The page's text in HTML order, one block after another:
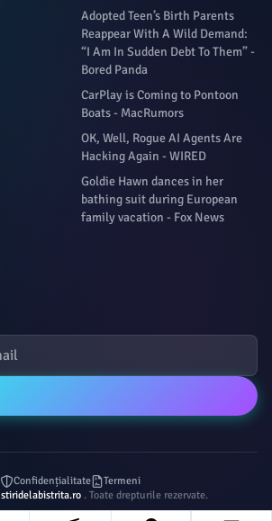
Adopted Teen’s Birth Parents
Reappear With A Wild Demand:
“I Am In Sudden Debt To Them” -
Bored Panda
CarPlay is Coming to Pontoon
Boats - MacRumors
OK, Well, Rogue AI Agents Are
Hacking Again - WIRED
Goldie Hawn dances in her
bathing suit during European
family vacation - Fox News
Confidențialitate
Termeni
stiridelabistrita.ro . Toate drepturile rezervate.